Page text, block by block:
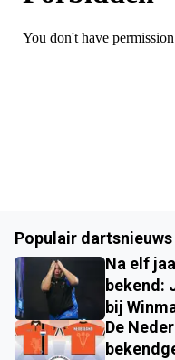
Populair dartsnieuws
Na elf
bekend:
bij
De